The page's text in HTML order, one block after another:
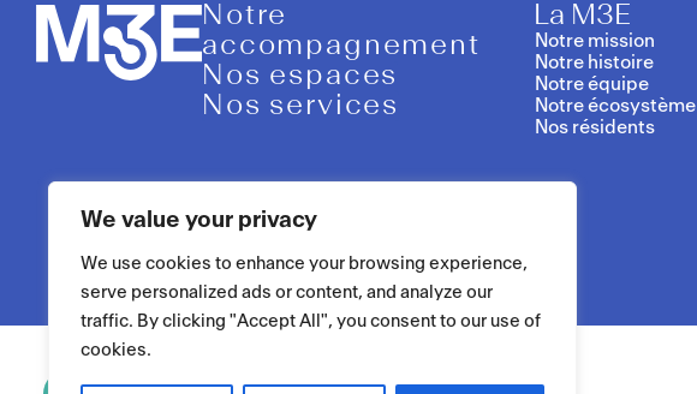
We value your privacy
We use cookies to enhance your browsing experience,
serve personalized ads or content, and analyze our
traffic. By clicking "Accept All", you consent to our use of
cookies.
Notre
accompagnement
Nos espaces
Nos services
La M3E
Notre mission
Notre histoire
Notre équipe
Notre écosystème
Nos résidents